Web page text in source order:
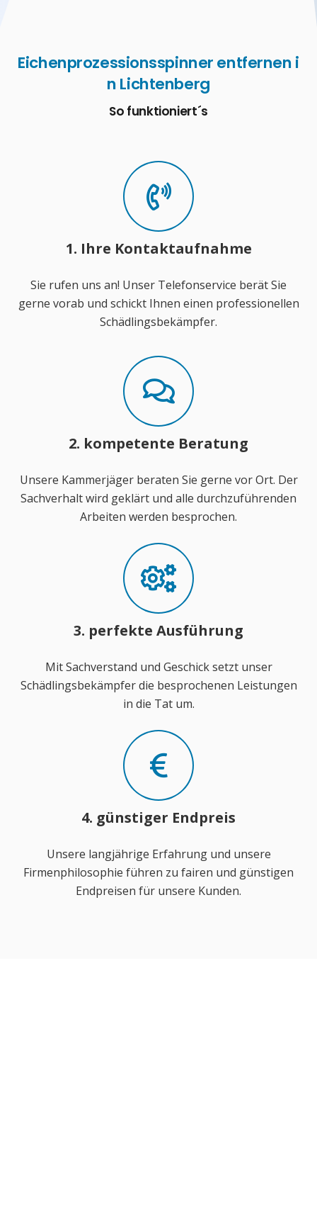
Eichenprozessionsspinner entfernen i
n Lichtenberg
So funktioniert´s
1. Ihre Kontaktaufnahme
Sie rufen uns an! Unser Telefonservice berät Sie
gerne vorab und schickt Ihnen einen professionellen
Schädlingsbekämpfer.
2. kompetente Beratung
Unsere Kammerjäger beraten Sie gerne vor Ort. Der
Sachverhalt wird geklärt und alle durchzuführenden
Arbeiten werden besprochen.
3. perfekte Ausführung
Mit Sachverstand und Geschick setzt unser
Schädlingsbekämpfer die besprochenen Leistungen
in die Tat um.
4. günstiger Endpreis
Unsere langjährige Erfahrung und unsere
Firmenphilosophie führen zu fairen und günstigen
Endpreisen für unsere Kunden.